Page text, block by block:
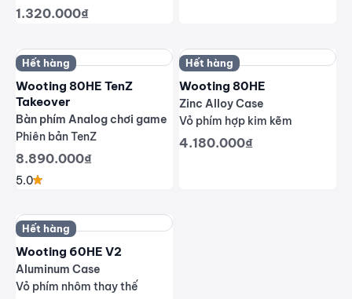
Giá giảm
1.320.000₫
Hết hàng
Wooting 80HE TenZ
Takeover
Bàn phím Analog chơi game
Phiên bản TenZ
Giá giảm
8.890.000₫
5.0
Hết hàng
Wooting 80HE
Zinc Alloy Case
Vỏ phím hợp kim kẽm
Giá giảm
4.180.000₫
Hết hàng
Wooting 60HE V2
Aluminum Case
Vỏ phím nhôm thay thế